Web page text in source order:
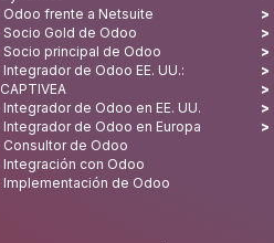
Odoo frente a Netsuite
Socio Gold de Odoo
Socio principal de Odoo
Integrador de Odoo EE. UU.:
CAPTIVEA
Integrador de Odoo en EE. UU.
Integrador de Odoo en Europa
Consultor de Odoo
Integración con Odoo
Implementación de Odoo